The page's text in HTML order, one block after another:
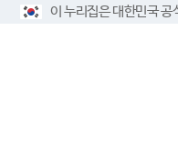
이 누리집은 대한민국